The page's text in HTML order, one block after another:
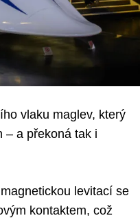
vlaku maglev, který
– a překoná tak i
levitací se
kontaktem, což